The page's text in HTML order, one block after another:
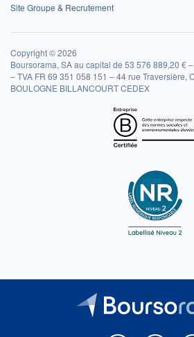
Site Groupe & Recrutement
Copyright © 2026
Boursorama, SA au capital de 53 576 889,20 €
– TVA FR 69 351 058 151 – 44 rue Traversière,
BOULOGNE BILLANCOURT CEDEX